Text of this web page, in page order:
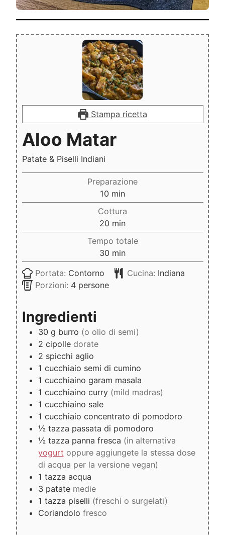
Stampa ricetta
Aloo Matar
Patate & Piselli Indiani
Preparazione
10 minuti
min
Cottura
20 minuti
min
Tempo totale
30 minuti
min
Portata: Contorno Cucina: Indiana
Porzioni: 4 persone
Ingredienti
30 g burro (o olio di semi)
2 cipolle dorate
2 spicchi aglio
1 cucchiaio semi di cumino
1 cucchiaino garam masala
1 cucchiaino curry (mild madras)
1 cucchiaino sale
1 cucchiaio concentrato di pomodoro
½ tazza passata di pomodoro
½ tazza panna fresca (in alternativa
yogurt oppure aggiungete la stessa dose
di acqua per la versione vegan)
1 tazza acqua
3 patate medie
1 tazza piselli (freschi o surgelati)
Coriandolo fresco